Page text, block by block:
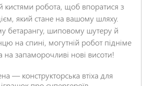
кистями робота, щоб впоратися з
який стане на вашому шляху.
бетарангу, шиповому шутеру й
на спині, могутній робот підніме
запаморочливі нові висоти!
— конструкторська втіха для